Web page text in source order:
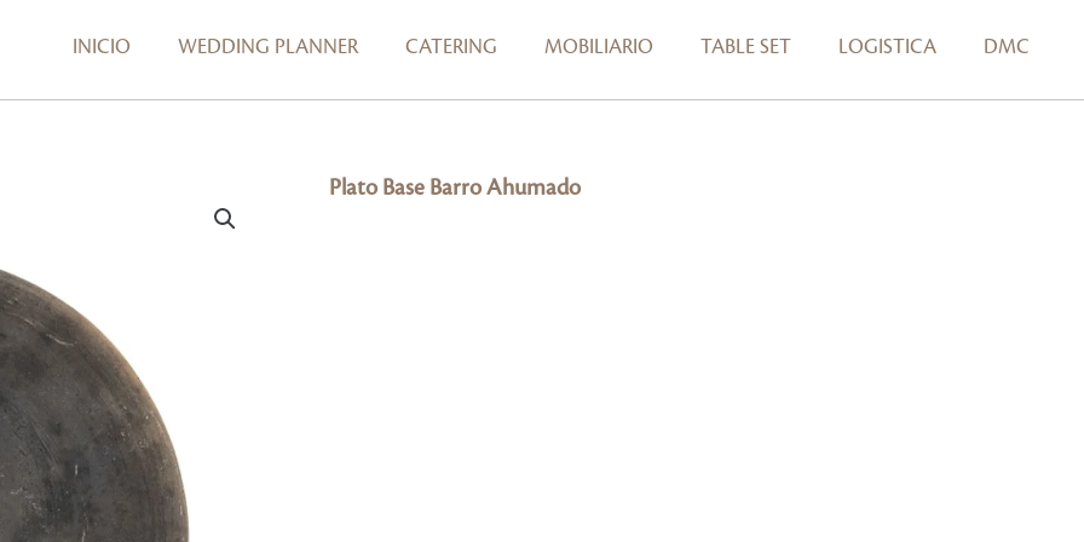
INICIO WEDDING PLANNER CATERING MOBILIARIO TABLE SET LOGISTICA DMC
Plato Base Barro Ahumado